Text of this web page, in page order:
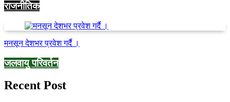
राजनीतिक
मनसून देशभर प्रवेश गर्दै ।
जलवायु परिवर्तन
Recent Post